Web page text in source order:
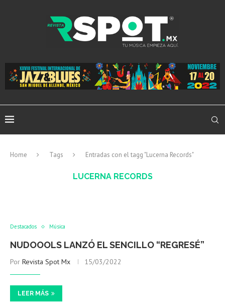
Home Tags Entradas con el tagg "Lucerna Records"
LUCERNA RECORDS
Destacados Música
NUDOOOLS LANZÓ EL SENCILLO “REGRESÉ”
Por Revista Spot Mx 15/03/2022
LEER MÁS